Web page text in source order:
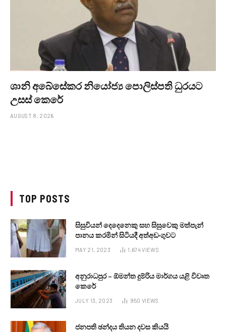
ශානි අබේසේකර නියෝජ්‍ය පොලිස්පති ධුරයට
උසස් කෙරේ
AUGUST 8, 2026
TOP POSTS
සිසුවියන් දෙදෙනෙකු සහ සිසුවෙකු මත්පැන්
පානය කරමින් සිටියදී අත්අඩංගුවට
MAY 21, 2023 1,674VIEWS
අනුරාධපුර – ඕමන්ත දුම්රිය මාර්ගය යළි විවෘත
කෙරේ
JULY 13, 2023 950 VIEWS
ජනපති ඡන්දය තියන දවස කියයි